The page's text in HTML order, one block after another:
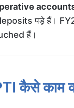
पड़े हैं।
हैं।
कैसे काम